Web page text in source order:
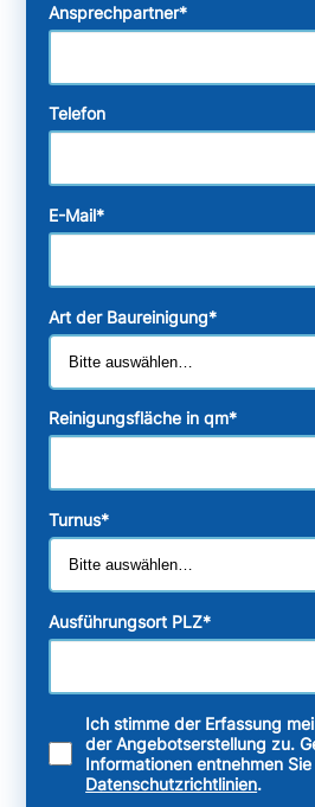
Ansprechpartner*
Telefon
E-Mail*
Art der Baureinigung*
Reinigungsfläche in qm*
Turnus*
Ausführungsort PLZ*
Ich stimme der Erfassung
der Angebotserstellung zu.
Informationen entnehmen
Datenschutzrichtlinien.